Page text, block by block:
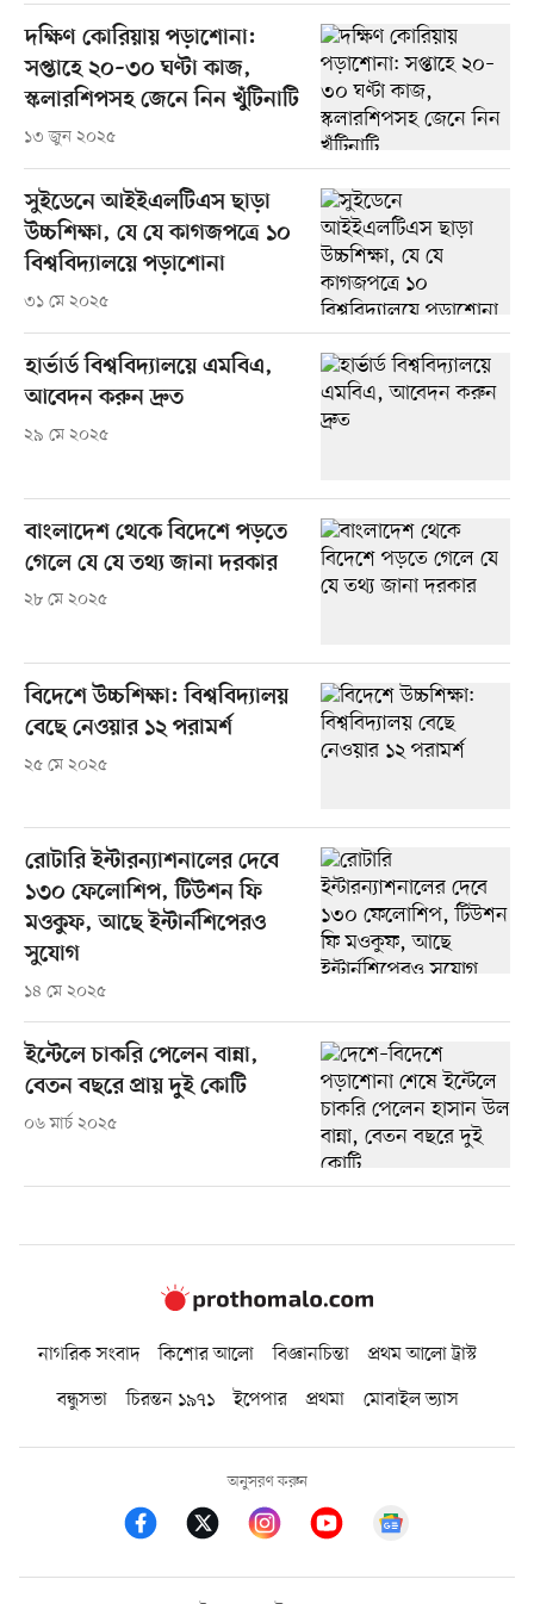
দক্ষিণ কোরিয়ায় পড়াশোনা:
সপ্তাহে ২০–৩০ ঘণ্টা কাজ,
স্কলারশিপসহ জেনে নিন খুঁটিনাটি
১৩ জুন ২০২৫
সুইডেনে আইইএলটিএস ছাড়া
উচ্চশিক্ষা, যে যে কাগজপত্রে ১০
বিশ্ববিদ্যালয়ে পড়াশোনা
৩১ মে ২০২৫
হার্ভার্ড বিশ্ববিদ্যালয়ে এমবিএ,
আবেদন করুন দ্রুত
২৯ মে ২০২৫
বাংলাদেশ থেকে বিদেশে পড়তে
গেলে যে যে তথ্য জানা দরকার
২৮ মে ২০২৫
বিদেশে উচ্চশিক্ষা: বিশ্ববিদ্যালয়
বেছে নেওয়ার ১২ পরামর্শ
২৫ মে ২০২৫
রোটারি ইন্টারন্যাশনালের দেবে
১৩০ ফেলোশিপ, টিউশন ফি
মওকুফ, আছে ইন্টার্নশিপেরও
সুযোগ
১৪ মে ২০২৫
ইন্টেলে চাকরি পেলেন বান্না,
বেতন বছরে প্রায় দুই কোটি
০৬ মার্চ ২০২৫
নাগরিক সংবাদ কিশোর আলো বিজ্ঞানচিন্তা
প্রথম আলো ট্রাস্ট
বন্ধুসভা
চিরন্তন ১৯৭১ ইপেপার প্রথমা মোবাইল ভ্যাস
অনুসরণ করুন